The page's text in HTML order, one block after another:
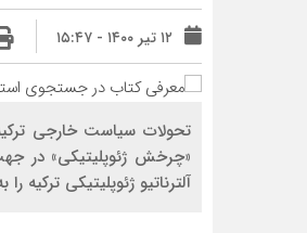
۱۲ تیر ۱۴۰۰ - ۱۵:۴۷
تحولات سیاست خارجی
«چرخش ژئوپلیتیکی» در
آلترناتیو ژئوپلیتیکی